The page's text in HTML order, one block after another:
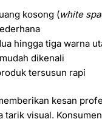
kosong (white
hingga tiga warna
dikenali
tersusun rapi
kesan
tarik visual.